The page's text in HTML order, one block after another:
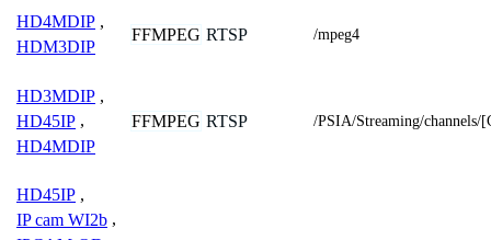
HD4MDIP ,
HDM3DIP
FFMPEG RTSP /mpeg4
HD3MDIP ,
HD45IP ,
HD4MDIP
FFMPEG RTSP /PSIA/Streaming/
HD45IP ,
IP cam WI2b ,